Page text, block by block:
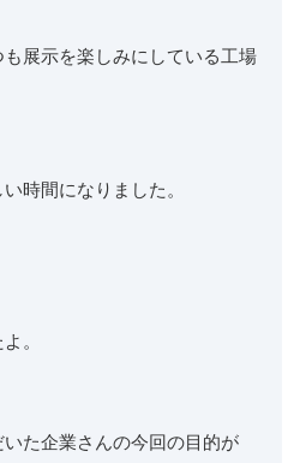
展示を楽しみにしている工場
時間になりました。
。
た企業さんの今回の目的が